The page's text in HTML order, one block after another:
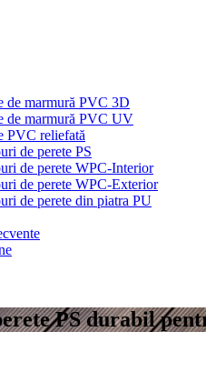
de marmură PVC 3D
de marmură PVC UV
PVC reliefată
de perete PS
de perete WPC-Interior
de perete WPC-Exterior
de perete din piatra PU
PS durabil